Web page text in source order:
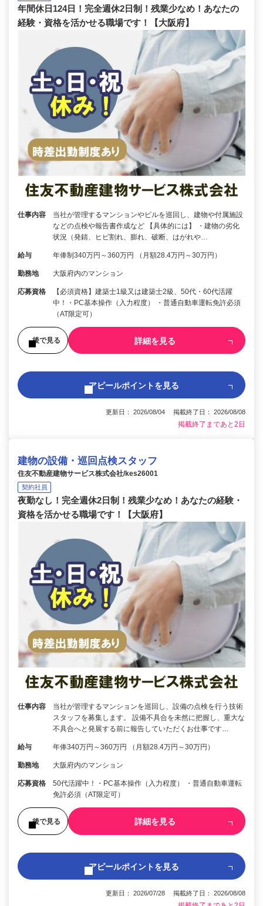
年間休日124日！完全週休2日制！残業少なめ！あなたの
経験・資格を活かせる職場です！【大阪府】
仕事内容
当社が管理するマンションやビルを巡回し、建物や付属施設
などの点検や報告書作成など 【具体的には】 ・建物の劣化
状況（発錆、ヒビ割れ、膨れ、破断、はがれや…
給与 年俸制340万円～360万円 （月額28.4万円～30万円）
勤務地 大阪府内のマンション
応募資格
【必須資格】建築士1級又は建築士2級、50代・60代活躍
中！・PC基本操作（入力程度） ・普通自動車運転免許必須
（AT限定可）
後で見る 詳細を見る
アピールポイントを見る
更新日： 2026/08/04 掲載終了日： 2026/08/08
掲載終了まであと2日
建物の設備・巡回点検スタッフ
住友不動産建物サービス株式会社/kes26001
契約社員
夜勤なし！完全週休2日制！残業少なめ！あなたの経験・
資格を活かせる職場です！【大阪府】
仕事内容
当社が管理するマンションを巡回し、設備の点検を行う技術
スタッフを募集します。 設備不具合を未然に把握し、重大な
不具合へと発展する前に報告していただくお仕事です…
給与 年俸340万円～360万円 （月額28.4万円～30万円）
勤務地 大阪府内のマンション
応募資格
50代活躍中！・PC基本操作（入力程度） ・普通自動車運転
免許必須（AT限定可）
後で見る 詳細を見る
アピールポイントを見る
更新日： 2026/07/28 掲載終了日： 2026/08/08